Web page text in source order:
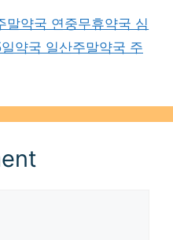
말약국 연중무휴약국 심
약국 일산주말약국 주